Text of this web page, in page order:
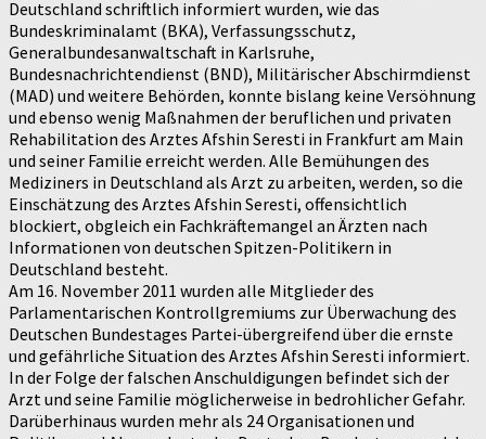
Deutschland schriftlich informiert wurden, wie das
Bundeskriminalamt (BKA), Verfassungsschutz,
Generalbundesanwaltschaft in Karlsruhe,
Bundesnachrichtendienst (BND), Militärischer Abschirmdienst
(MAD) und weitere Behörden, konnte bislang keine Versöhnung
und ebenso wenig Maßnahmen der beruflichen und privaten
Rehabilitation des Arztes Afshin Seresti in Frankfurt am Main
und seiner Familie erreicht werden. Alle Bemühungen des
Mediziners in Deutschland als Arzt zu arbeiten, werden, so die
Einschätzung des Arztes Afshin Seresti, offensichtlich
blockiert, obgleich ein Fachkräftemangel an Ärzten nach
Informationen von deutschen Spitzen-Politikern in
Deutschland besteht.
Am 16. November 2011 wurden alle Mitglieder des
Parlamentarischen Kontrollgremiums zur Überwachung des
Deutschen Bundestages Partei-übergreifend über die ernste
und gefährliche Situation des Arztes Afshin Seresti informiert.
In der Folge der falschen Anschuldigungen befindet sich der
Arzt und seine Familie möglicherweise in bedrohlicher Gefahr.
Darüberhinaus wurden mehr als 24 Organisationen und